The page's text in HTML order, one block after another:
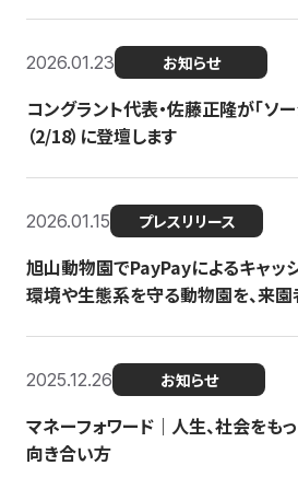
2026.01.23 お知らせ
コングラント代表・佐藤正隆が「ソ
（2/18）に登壇します
2026.01.15 プレスリリース
旭山動物園でPayPayによるキャッ
環境や生態系を守る動物園を、来
2025.12.26 お知らせ
マネーフォワード｜人生、社会をも
向き合い方